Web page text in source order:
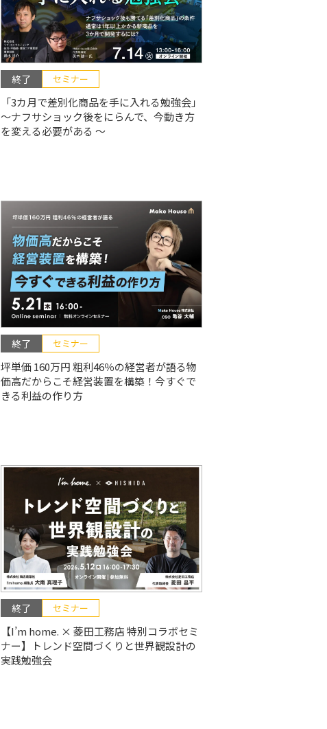
終了 セミナー
「3カ月で差別化商品を手に入れる勉強会」
〜ナフサショック後をにらんで、今動き方
を変える必要がある 〜
終了 セミナー
坪単価 160万円 粗利46％の経営者が語る物
価高だからこそ経営装置を構築！今すぐで
きる利益の作り方
終了 セミナー
【I’m home. × 菱田工務店 特別コラボセミ
ナー】トレンド空間づくりと世界観設計の
実践勉強会